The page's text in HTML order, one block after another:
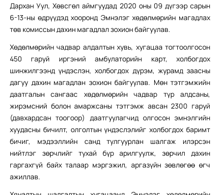
Дархан Уул, Хөвсгөл аймгуудад 2020 оны 09 дүгээр сарын
6-13-ны өдрүүдэд хооронд Эмнэлэг хөдөлмөрийн магадлах
төв комиссын дахин магадлал зохион байгуулав.
Хөдөлмөрийн чадвар алдалтын хувь, хугацаа тогтоолгосон
450 гаруй иргэний амбулаторийн карт, холбогдох
шинжилгээнд үндэслэн, холбогдох дүрэм, журамд заасны
дагуу дахин магадлан зохион байгуулав. Мөн тэтгэмжийн
даатгалын сангаас хөдөлмөрийн чадвар түр алдсаны,
жирэмсний болон амаржсаны тэтгэмж авсан 2300 гаруй
(давхардсан тоогоор) даатгуулагчид олгосон эмнэлгийн
хуудасны бичилт, олголтын үндэслэлийг холбогдох баримт
бичиг, мэдээллийн санд тулгуурлан шалгаж илэрсэн
нийтлэг зөрчлийг тухай бүр арилгуулж, зөрчил дахин
гаргахгүй байх талаар мэргэжил, аргазүйн зөвлөгөө өгч
ажиллав.